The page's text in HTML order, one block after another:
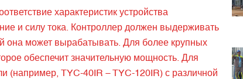
характеристик устройства
и силу тока. Контроллер должен выдерживать
она может вырабатывать. Для более крупных
обеспечит значительную мощность. Для
(например, TYC-40IR – TYC-120IR) с различной